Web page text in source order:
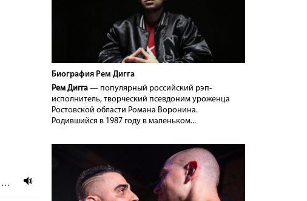
…
Биография Рем Дигга
Рем Дигга— популярный российский рэп-
исполнитель, творческий псевдоним уроженца
Ростовской области Романа Воронина.
Родившийся в 1987 году в маленьком...